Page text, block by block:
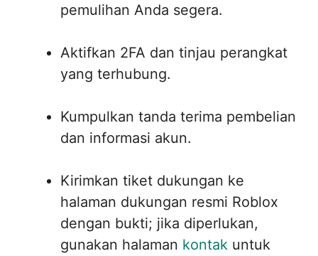
pemulihan Anda segera.
Aktifkan 2FA dan tinjau perangkat
yang terhubung.
Kumpulkan tanda terima pembelian
dan informasi akun.
Kirimkan tiket dukungan ke
halaman dukungan resmi Roblox
dengan bukti; jika diperlukan,
gunakan halaman kontak untuk